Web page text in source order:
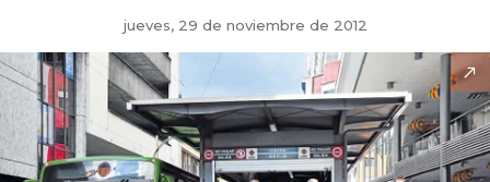
jueves, 29 de noviembre de 2012